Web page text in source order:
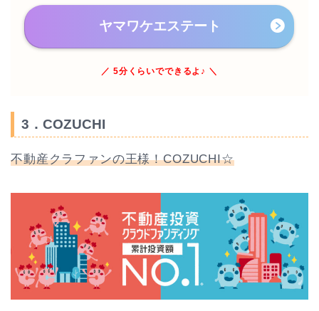
ヤマワケエステート
／ 5分くらいでできるよ♪ ＼
3．COZUCHI
不動産クラファンの王様！COZUCHI☆